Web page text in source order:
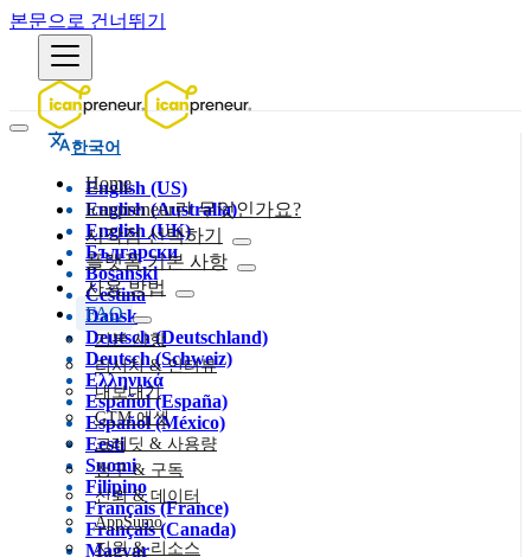
본문으로 건너뛰기
한국어
English (US)
English (Australia)
English (UK)
Български
Bosanski
Čeština
Dansk
Deutsch (Deutschland)
Deutsch (Schweiz)
Ελληνικά
Español (España)
Español (México)
Eesti
Suomi
Filipino
Français (France)
Français (Canada)
Magyar
Home
Icanpreneur란 무엇인가요?
시작점 선택하기
플랫폼 기본 사항
사용 방법
FAQ
기본 사항
리서치 & 인터뷰
내보내기
GTM 에셋
크레딧 & 사용량
청구 & 구독
신뢰 & 데이터
AppSumo
지원 & 리소스